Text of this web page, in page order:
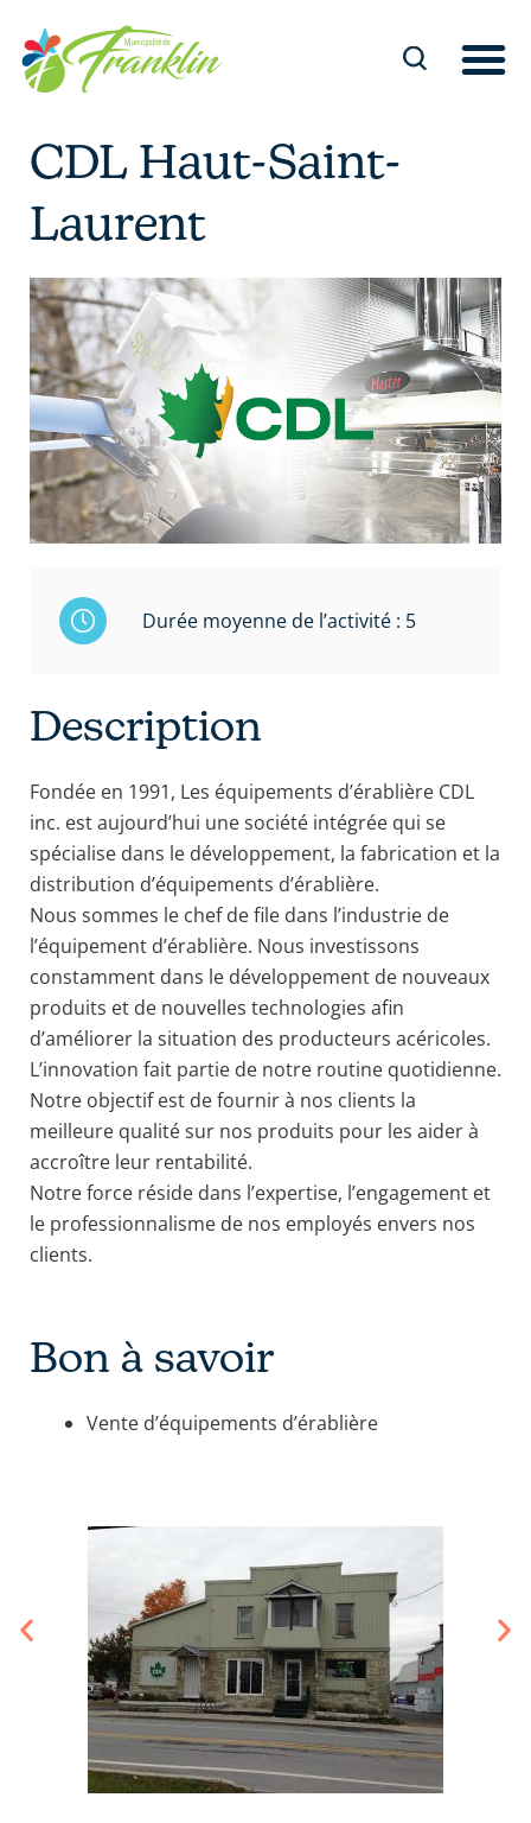
contenu
CDL Haut-Saint-
Laurent
Durée moyenne de l’activité : 5
Description
Fondée en 1991, Les équipements d’érablière CDL
inc. est aujourd’hui une société intégrée qui se
spécialise dans le développement, la fabrication et la
distribution d’équipements d’érablière.
Nous sommes le chef de file dans l’industrie de
l’équipement d’érablière. Nous investissons
constamment dans le développement de nouveaux
produits et de nouvelles technologies afin
d’améliorer la situation des producteurs acéricoles.
L’innovation fait partie de notre routine quotidienne.
Notre objectif est de fournir à nos clients la
meilleure qualité sur nos produits pour les aider à
accroître leur rentabilité.
Notre force réside dans l’expertise, l’engagement et
le professionnalisme de nos employés envers nos
clients.
Bon à savoir
Vente d’équipements d’érablière